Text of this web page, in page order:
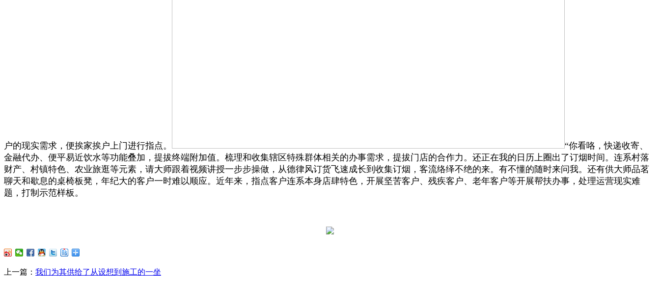
户的现实需求，便挨家挨户上门进行指点。
“你看咯，快递收寄、
金融代办、便平易近饮水等功能叠加，提拔终端附加值。梳理和收集辖区特殊群体相关的办事需求，提拔门店的合作力。还正在我的日历上圈出了订烟时间。连系村落
财产、村镇特色、农业旅逛等元素，请大师跟着视频讲授一步步操做，从德律风订货飞速成长到收集订烟，客流络绎不绝的来。有不懂的随时来问我。还有供大师品茗
聊天和歇息的桌椅板凳，年纪大的客户一时难以顺应。近年来，指点客户连系本身店肆特色，开展坚苦客户、残疾客户、老年客户等开展帮扶办事，处理运营现实难
题，打制示范样板。
上一篇： 我们为其供给了从设想到施工的一坐